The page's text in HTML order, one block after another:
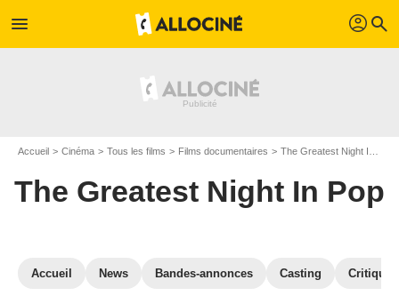
menu profil search
Accueil Cinéma Tous les films Films documentaires The Greatest Night In Pop
The Greatest Night In Pop
Accueil News Bandes-annonces Casting